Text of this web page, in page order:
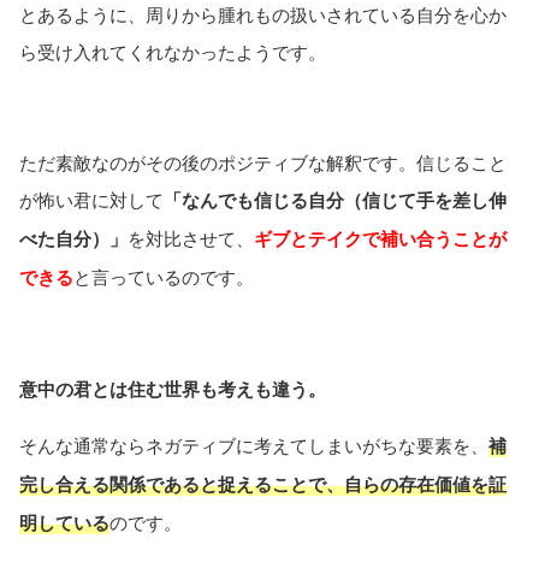
とあるように、周りから腫れもの扱いされている自分を心か
ら受け入れてくれなかったようです。
ただ素敵なのがその後のポジティブな解釈です。信じること
が怖い君に対して 「なんでも信じる自分（信じて手を差し伸
べた自分）」 を対比させて、 ギブとテイクで補い合うことが
できると言っているのです。
意中の君とは住む世界も考えも違う。
そんな通常ならネガティブに考えてしまいがちな要素を、 補
完し合える関係であると捉えることで、自らの存在価値を証
明しているのです。